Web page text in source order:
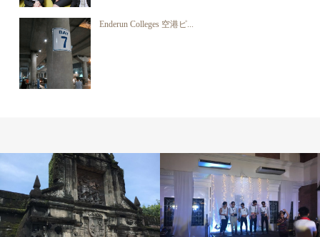
Enderun Colleges 空港ピ...